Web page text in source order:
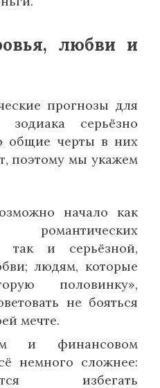
любви и
прогнозы для
зодиака серьёзно
общие черты в них
поэтому мы укажем
начало как
так и серьёзной,
людям, которые
половинку»,
не бояться
мечте.
и финансовом
немного сложнее:
избегать